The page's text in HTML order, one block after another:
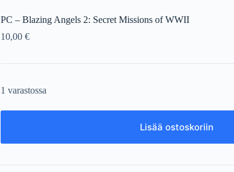
PC – Blazing Angels 2: Secret Missions of WWII
10,00 €
1 varastossa
Lisää ostoskoriin